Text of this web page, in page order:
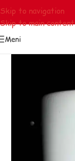
Skip to navigation
Skip to main content
Meni